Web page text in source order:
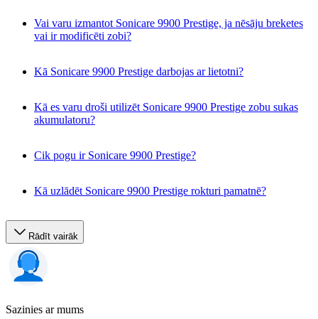
Vai varu izmantot Sonicare 9900 Prestige, ja nēsāju breketes
vai ir modificēti zobi?
Kā Sonicare 9900 Prestige darbojas ar lietotni?
Kā es varu droši utilizēt Sonicare 9900 Prestige zobu sukas
akumulatoru?
Cik pogu ir Sonicare 9900 Prestige?
Kā uzlādēt Sonicare 9900 Prestige rokturi pamatnē?
Rādīt vairāk
Sazinies ar mums